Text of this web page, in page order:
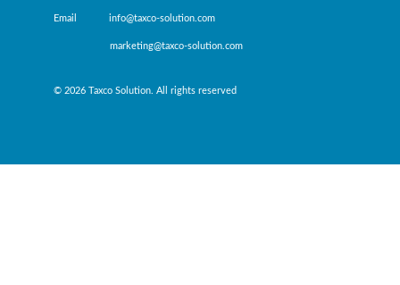
Email info@taxco-solution.com
marketing@taxco-solution.com
© 2026 Taxco Solution. All rights reserved